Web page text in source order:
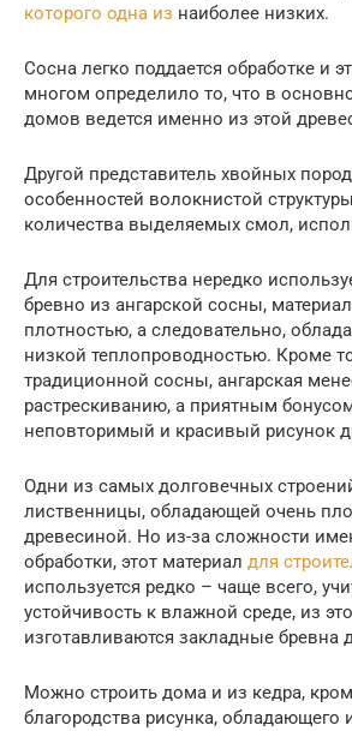
которого одна из наиболее низких.
Сосна легко поддается обработке и
многом определило то, что в
домов ведется именно из этой
Другой представитель хвойных
особенностей волокнистой
количества выделяемых смол,
Для строительства нередко
бревно из ангарской сосны,
плотностью, а следовательно,
низкой теплопроводностью. Кроме
традиционной сосны, ангарская
растрескиванию, а приятным
неповторимый и красивый рисунок
Одни из самых долговечных
лиственницы, обладающей очень
древесиной. Но из-за сложности
обработки, этот материал для
используется редко – чаще всего,
устойчивость к влажной среде, из
изготавливаются закладные бревна
Можно строить дома и из кедра,
благородства рисунка, обладающего